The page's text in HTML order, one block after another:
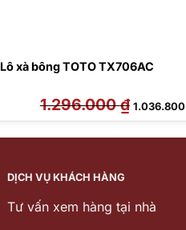
Lô xà bông TOTO TX706AC
1.296.000₫ Giá
gốc
là:
1.036.800
DỊCH VỤ KHÁCH HÀNG
Tư vấn xem hàng tại nhà